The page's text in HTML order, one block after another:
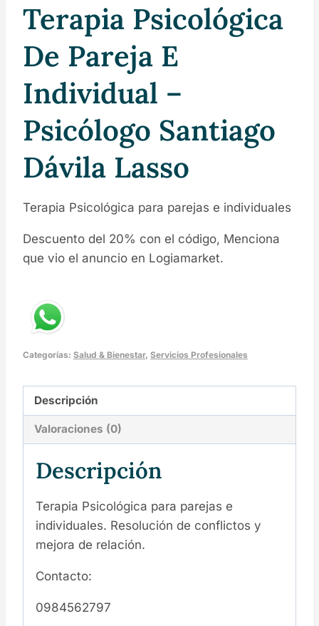
Terapia Psicológica
De Pareja E
Individual –
Psicólogo Santiago
Dávila Lasso
Terapia Psicológica para parejas e individuales
Descuento del 20% con el código, Menciona
que vio el anuncio en Logiamarket.
Categorías: Salud & Bienestar, Servicios Profesionales
Descripción
Valoraciones (0)
Descripción
Terapia Psicológica para parejas e
individuales. Resolución de conflictos y
mejora de relación.
Contacto:
0984562797